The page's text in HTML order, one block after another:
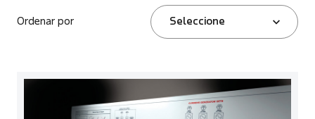
Ordenar por Seleccione